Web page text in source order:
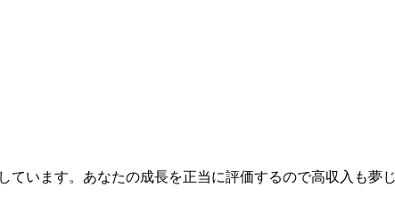
います。あなたの成長を正当に評価するので高収入も夢